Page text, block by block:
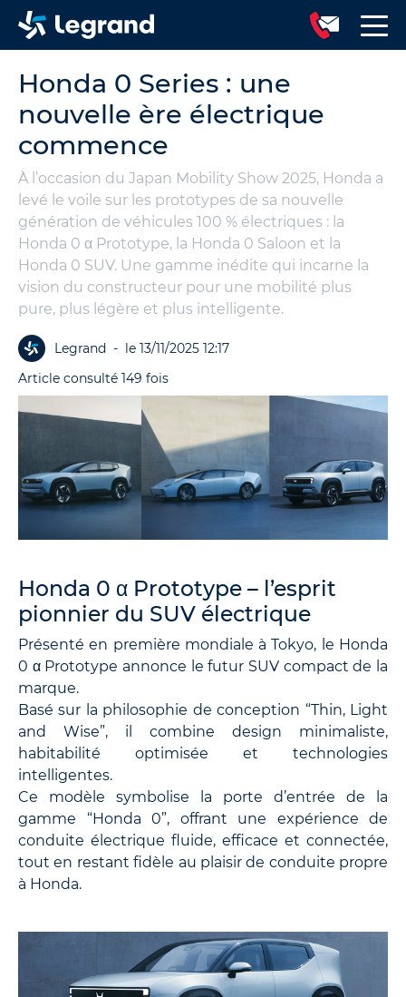
Honda 0 Series : une
nouvelle ère électrique
commence
À l’occasion du Japan Mobility Show 2025, Honda a
levé le voile sur les prototypes de sa nouvelle
génération de véhicules 100 % électriques : la
Honda 0 α Prototype, la Honda 0 Saloon et la
Honda 0 SUV. Une gamme inédite qui incarne la
vision du constructeur pour une mobilité plus
pure, plus légère et plus intelligente.
Legrand - le 13/11/2025 12:17
Article consulté 149 fois
Honda 0 α Prototype – l’esprit
pionnier du SUV électrique
Présenté en première mondiale à Tokyo, le Honda
0 α Prototype annonce le futur SUV compact de la
marque.
Basé sur la philosophie de conception “Thin, Light
and Wise”, il combine design minimaliste,
habitabilité optimisée et technologies
intelligentes.
Ce modèle symbolise la porte d’entrée de la
gamme “Honda 0”, offrant une expérience de
conduite électrique fluide, efficace et connectée,
tout en restant fidèle au plaisir de conduite propre
à Honda.